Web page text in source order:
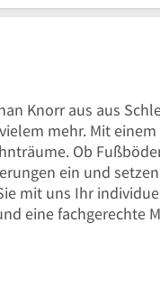
Knorr aus aus
mehr. Mit
Ob
ein und
mit uns Ihr
eine fachgerechte